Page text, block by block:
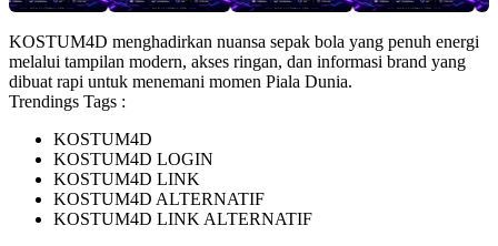
KOSTUM4D menghadirkan nuansa sepak bola yang penuh energi
melalui tampilan modern, akses ringan, dan informasi brand yang
dibuat rapi untuk menemani momen Piala Dunia.
Trendings Tags :
KOSTUM4D
KOSTUM4D LOGIN
KOSTUM4D LINK
KOSTUM4D ALTERNATIF
KOSTUM4D LINK ALTERNATIF